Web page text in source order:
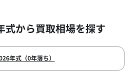
式から買取相場を探す
年式（0年落ち）